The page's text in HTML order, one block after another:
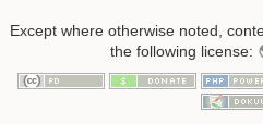
Except where otherwise noted,
the following license: